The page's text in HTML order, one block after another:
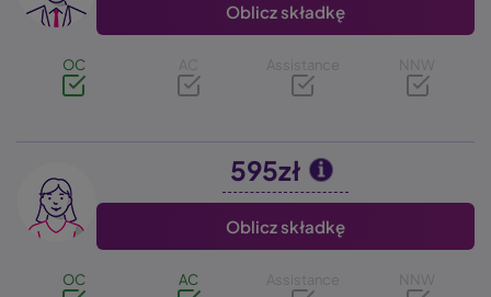
Oblicz składkę
OC AC Assistance NNW
Image 595zł
Oblicz składkę
OC AC Assistance NNW